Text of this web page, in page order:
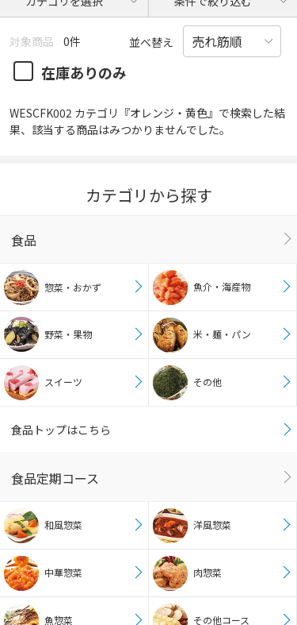
対象商品 0件 並べ替え
在庫ありのみ
WESCFK002 カテゴリ『オレンジ・黄色』で検索した結
果、該当する商品はみつかりませんでした。
カテゴリから探す
食品
惣菜・おかず 魚介・海産物
野菜・果物 米・麺・パン
スイーツ その他
食品トップはこちら
食品定期コース
和風惣菜 洋風惣菜
中華惣菜 肉惣菜
魚惣菜 その他コース